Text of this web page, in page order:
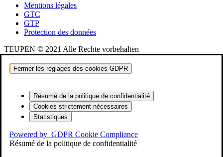
Mentions légales
GTC
GTP
Protection des données
TEUPEN © 2021 Alle Rechte vorbehalten
Fermer les réglages des cookies GDPR
Résumé de la politique de confidentialité
Cookies strictement nécessaires
Statistiques
Powered by GDPR Cookie Compliance
Résumé de la politique de confidentialité